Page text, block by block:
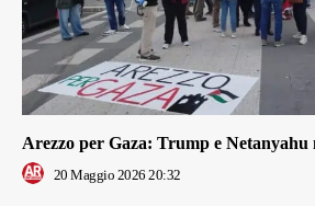
Arezzo per Gaza: Trump e Netanyahu
20 Maggio 2026 20:32